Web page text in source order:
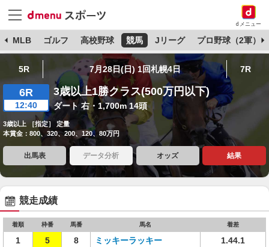
dメニュー
MLB ゴルフ 高校野球 競馬 Jリーグ プロ野球（2軍）
5R 7月28日(日) 1回札幌4日 7R
6R
12:40
3歳以上1勝クラス(500万円以下)
ダート 右・1,700m 14頭
3歳以上 ［指定］ 定量
本賞金：800、320、200、120、80万円
出馬表 データ分析 オッズ 結果
競走成績
着順 枠番 馬番 馬名 着差
1 5 8 ミッキーラッキー
1.44.1